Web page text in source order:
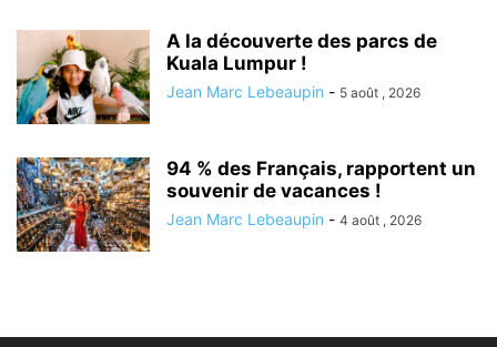
A la découverte des parcs de
Kuala Lumpur !
Jean Marc Lebeaupin - 5 août , 2026
94 % des Français, rapportent un
souvenir de vacances !
Jean Marc Lebeaupin - 4 août , 2026